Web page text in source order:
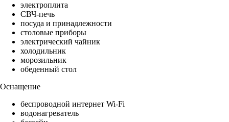
электроплита
СВЧ-печь
посуда и принадлежности
столовые приборы
электрический чайник
холодильник
морозильник
обеденный стол
Оснащение
беспроводной интернет Wi-Fi
водонагреватель